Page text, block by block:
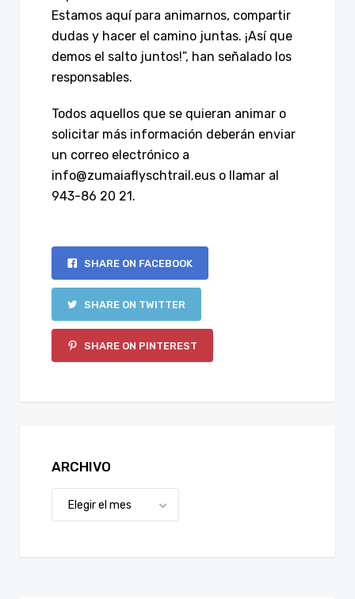
Estamos aquí para animarnos, compartir
dudas y hacer el camino juntas. ¡Así que
demos el salto juntos!”, han señalado los
responsables.
Todos aquellos que se quieran animar o
solicitar más información deberán enviar
un correo electrónico a
info@zumaiaflyschtrail.eus o llamar al
943-86 20 21.
SHARE ON FACEBOOK
SHARE ON TWITTER
SHARE ON PINTEREST
ARCHIVO